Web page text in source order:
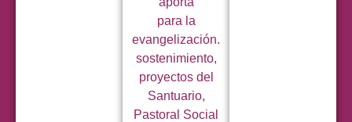
para la
evangelización.
sostenimiento,
proyectos del
Santuario,
Pastoral Social